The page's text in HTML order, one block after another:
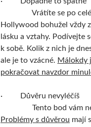
Vrátíte se po celé té
Hollywood bohužel vždy
lásku a vztahy. Podívejte
k sobě. Kolik z nich je
ale je to vzácné. Málokdy
pokračovat navzdor
· Důvěru nevyléčíš
Tento bod vám
Problémy s důvěrou mají